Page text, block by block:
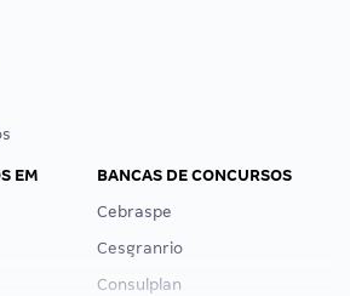
EM
BANCAS DE CONCURSOS
Cebraspe
Cesgranrio
Consulplan